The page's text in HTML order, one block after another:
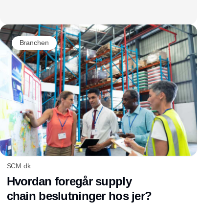
Branchen
SCM.dk
Hvordan foregår supply
chain beslutninger hos jer?